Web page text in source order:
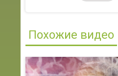
Похожие видео